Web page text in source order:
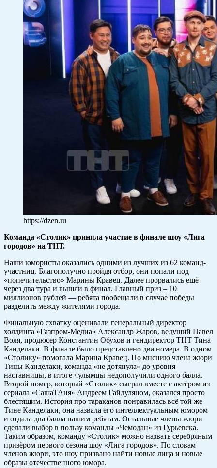
https://dzen.ru
Команда «Столик» приняла участие в финале шоу «Лига
городов» на ТНТ.
Наши юмористы оказались одними из лучших из 62 команд-
участниц. Благополучно пройдя отбор, они попали под
«попечительство» Марины Кравец. Далее прорвались ещё
через два тура и вышли в финал. Главный приз – 10
миллионов рублей — ребята пообещали в случае победы
разделить между жителями города.
Финальную схватку оценивали генеральный директор
холдинга «Газпром-Медиа» Александр Жаров, ведущий Павел
Воля, продюсер Константин Обухов и гендиректор ТНТ Тина
Канделаки. В финале было представлено два номера. В одном
«Столику» помогала Марина Кравец. По мнению члена жюри
Тины Канделаки, команда «не дотянула» до уровня
наставницы, в итоге чулымцы недополучили одного балла.
Второй номер, который «Столик» сыграл вместе с актёром из
сериала «СашаТАня» Андреем Гайдуляном, оказался просто
блестящим. История про тараканов понравилась всё той же
Тине Канделаки, она назвала его интеллектуальным юмором
и отдала два балла нашим ребятам. Остальные члены жюри
сделали выбор в пользу команды «Чемодан» из Гурьевска.
Таким образом, команду «Столик» можно назвать серебряным
призёром первого сезона шоу «Лига городов». По словам
членов жюри, это шоу призвано найти новые лица и новые
образы отечественного юмора.